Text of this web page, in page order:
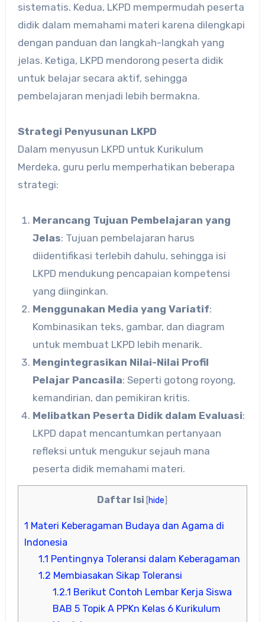
sistematis. Kedua, LKPD mempermudah peserta
didik dalam memahami materi karena dilengkapi
dengan panduan dan langkah-langkah yang
jelas. Ketiga, LKPD mendorong peserta didik
untuk belajar secara aktif, sehingga
pembelajaran menjadi lebih bermakna.
Strategi Penyusunan LKPD
Dalam menyusun LKPD untuk Kurikulum
Merdeka, guru perlu memperhatikan beberapa
strategi:
Merancang Tujuan Pembelajaran yang
Jelas: Tujuan pembelajaran harus
diidentifikasi terlebih dahulu, sehingga isi
LKPD mendukung pencapaian kompetensi
yang diinginkan.
Menggunakan Media yang Variatif:
Kombinasikan teks, gambar, dan diagram
untuk membuat LKPD lebih menarik.
Mengintegrasikan Nilai-Nilai Profil
Pelajar Pancasila: Seperti gotong royong,
kemandirian, dan pemikiran kritis.
Melibatkan Peserta Didik dalam Evaluasi:
LKPD dapat mencantumkan pertanyaan
refleksi untuk mengukur sejauh mana
peserta didik memahami materi.
Daftar Isi [hide]
1 Materi Keberagaman Budaya dan Agama di
Indonesia
1.1 Pentingnya Toleransi dalam Keberagaman
1.2 Membiasakan Sikap Toleransi
1.2.1 Berikut Contoh Lembar Kerja Siswa
BAB 5 Topik A PPKn Kelas 6 Kurikulum